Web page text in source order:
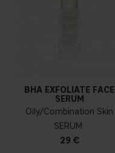
BHA EXFOLIATE FACE
SERUM
Oily/Combination Skin
SERUM
29 €